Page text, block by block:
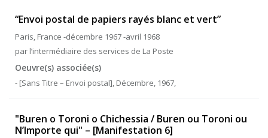
“Envoi postal de papiers rayés blanc et vert”
Paris, France -décembre 1967 -avril 1968
par l’intermédiaire des services de La Poste
Oeuvre(s) associée(s)
- [Sans Titre – Envoi postal], Décembre, 1967,
"Buren o Toroni o Chichessia / Buren ou Toroni ou
N’Importe qui" – [Manifestation 6]